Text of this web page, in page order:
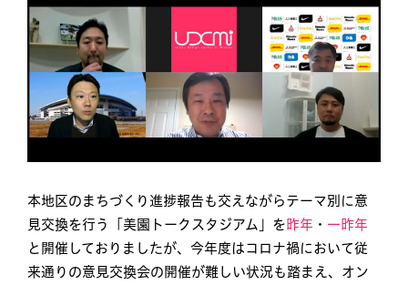
本地区のまちづくり進捗報告も交えながらテーマ別に意
見交換を行う「美園トークスタジアム」を 昨年 ・ 一昨年
と開催しておりましたが、今年度はコロナ禍において従
来通りの意見交換会の開催が難しい状況も踏まえ、オン